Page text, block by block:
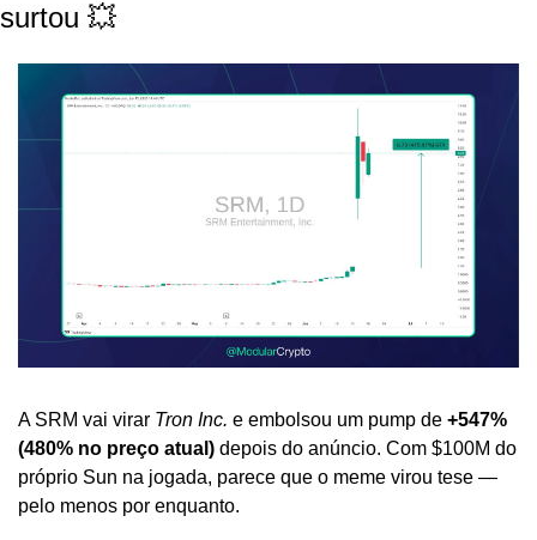
surtou 💥
A SRM vai virar Tron Inc. e embolsou um pump de +547%
(480% no preço atual) depois do anúncio. Com $100M do
próprio Sun na jogada, parece que o meme virou tese —
pelo menos por enquanto.